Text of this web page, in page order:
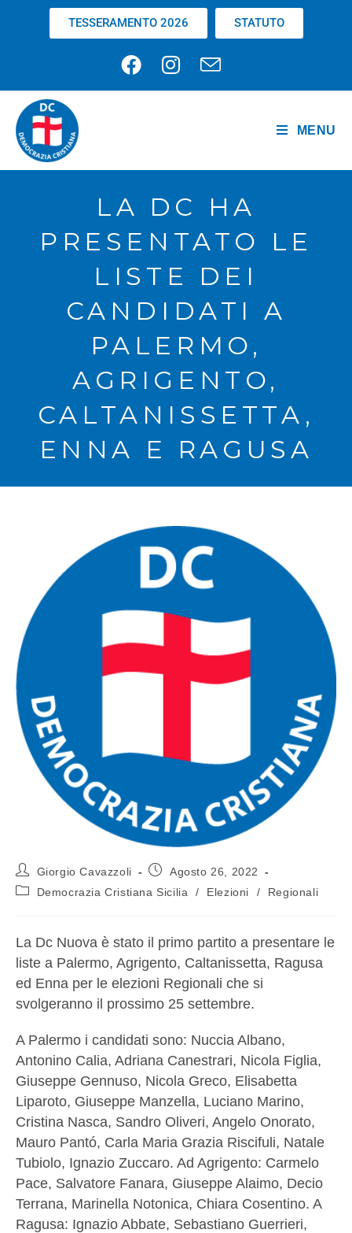
TESSERAMENTO 2026 STATUTO
MENU
LA DC HA
PRESENTATO LE
LISTE DEI
CANDIDATI A
PALERMO,
AGRIGENTO,
CALTANISSETTA,
ENNA E RAGUSA
Giorgio Cavazzoli
Agosto 26, 2022
Democrazia Cristiana Sicilia
/ Elezioni / Regionali
La Dc Nuova è stato il primo partito a presentare le
liste a Palermo, Agrigento, Caltanissetta, Ragusa
ed Enna per le elezioni Regionali che si
svolgeranno il prossimo 25 settembre.
A Palermo i candidati sono: Nuccia Albano,
Antonino Calia, Adriana Canestrari, Nicola Figlia,
Giuseppe Gennuso, Nicola Greco, Elisabetta
Liparoto, Giuseppe Manzella, Luciano Marino,
Cristina Nasca, Sandro Oliveri, Angelo Onorato,
Mauro Pantó, Carla Maria Grazia Riscifuli, Natale
Tubiolo, Ignazio Zuccaro. Ad Agrigento: Carmelo
Pace, Salvatore Fanara, Giuseppe Alaimo, Decio
Terrana, Marinella Notonica, Chiara Cosentino. A
Ragusa: Ignazio Abbate, Sebastiano Guerrieri,